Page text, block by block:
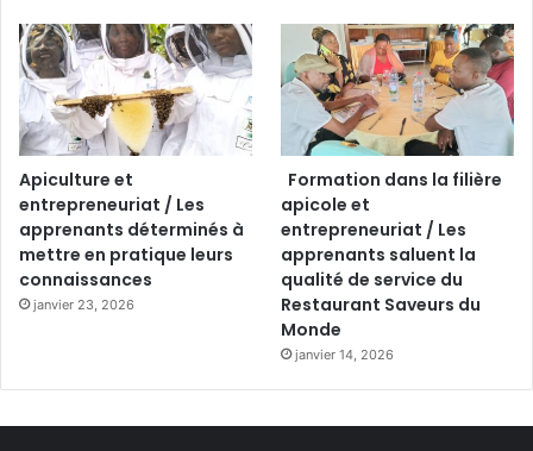
Apiculture et
entrepreneuriat / Les
apprenants déterminés à
mettre en pratique leurs
connaissances
janvier 23, 2026
Formation dans la filière
apicole et
entrepreneuriat / Les
apprenants saluent la
qualité de service du
Restaurant Saveurs du
Monde
janvier 14, 2026